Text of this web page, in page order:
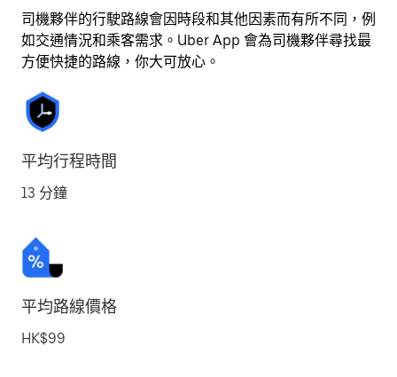
閉
日
曆。
司機夥伴的行駛路線會因時段和其他因素而有所不同，例
如交通情況和乘客需求。Uber App 會為司機夥伴尋找最
方便快捷的路線，你大可放心。
平均行程時間
13 分鐘
平均路線價格
HK$99